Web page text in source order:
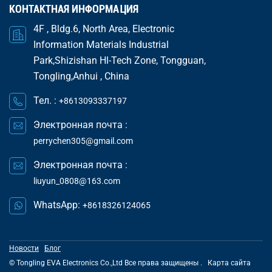
КОНТАКТНАЯ ИНФОРМАЦИЯ
4F , Bldg.6, North Area, Electronic
Information Materials Industrial
Park,Shizishan Hl-Tech Zone, Tongguan,
Tongling,Anhui , China
Тел. : +8613093337197
Электронная почта :
perrychen305@gmail.com
Электронная почта :
liuyun_0808@163.com
WhatsApp: +8618326124065
Новости
Блог
© Tongling EVA Electronics Co.,Ltd Все права защищены .
Карта сайта